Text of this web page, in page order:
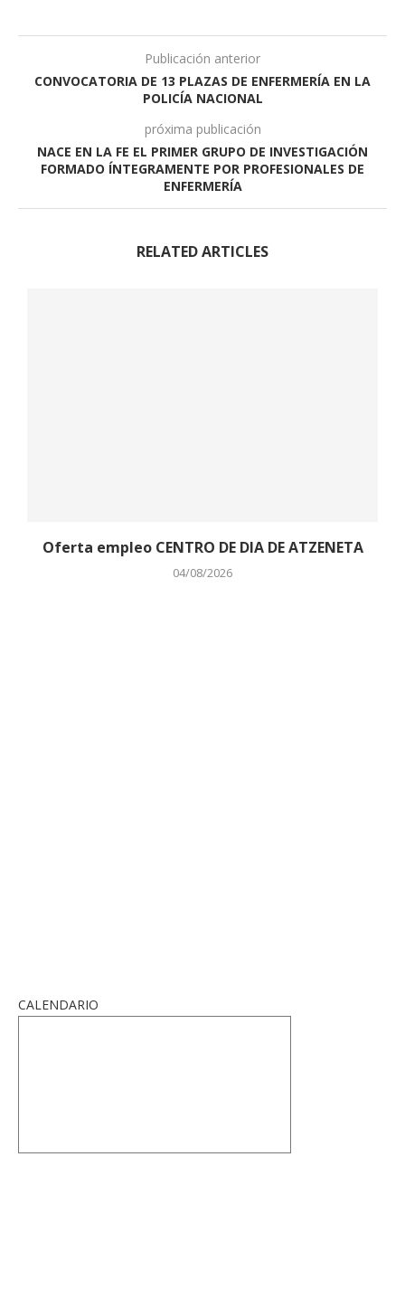
Publicación anterior
CONVOCATORIA DE 13 PLAZAS DE ENFERMERÍA EN LA
POLICÍA NACIONAL
próxima publicación
NACE EN LA FE EL PRIMER GRUPO DE INVESTIGACIÓN
FORMADO ÍNTEGRAMENTE POR PROFESIONALES DE
ENFERMERÍA
RELATED ARTICLES
Oferta empleo CENTRO DE DIA DE ATZENETA
04/08/2026
CALENDARIO